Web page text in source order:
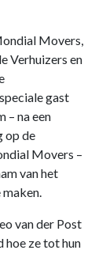
Movers,
Verhuizers en
gast
– na een
op de
Movers –
van het
van der Post
hoe ze tot hun